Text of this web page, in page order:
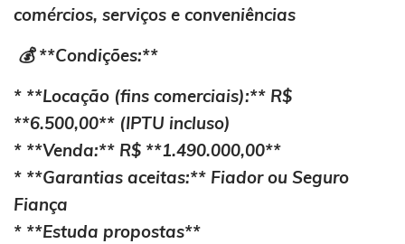
comércios, serviços e conveniências
💰 **Condições:**
* **Locação (fins comerciais):** R$
**6.500,00** (IPTU incluso)
* **Venda:** R$ **1.490.000,00**
* **Garantias aceitas:** Fiador ou Seguro
Fiança
* **Estuda propostas**